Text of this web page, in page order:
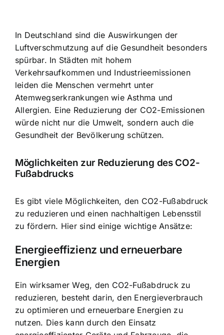
In Deutschland sind die Auswirkungen der
Luftverschmutzung auf die Gesundheit besonders
spürbar. In Städten mit hohem
Verkehrsaufkommen und Industrieemissionen
leiden die Menschen vermehrt unter
Atemwegserkrankungen wie Asthma und
Allergien. Eine Reduzierung der CO2-Emissionen
würde nicht nur die Umwelt, sondern auch die
Gesundheit der Bevölkerung schützen.
Möglichkeiten zur Reduzierung des CO2-
Fußabdrucks
Es gibt viele Möglichkeiten, den CO2-Fußabdruck
zu reduzieren und einen nachhaltigen Lebensstil
zu fördern. Hier sind einige wichtige Ansätze:
Energieeffizienz und erneuerbare
Energien
Ein wirksamer Weg, den CO2-Fußabdruck zu
reduzieren, besteht darin,den Energieverbrauch
zu optimieren und erneuerbare Energien zu
nutzen. Dies kann durch den Einsatz